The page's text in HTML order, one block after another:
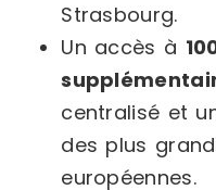
Strasbourg.
Un accès à
centralisé et
des plus
européennes.